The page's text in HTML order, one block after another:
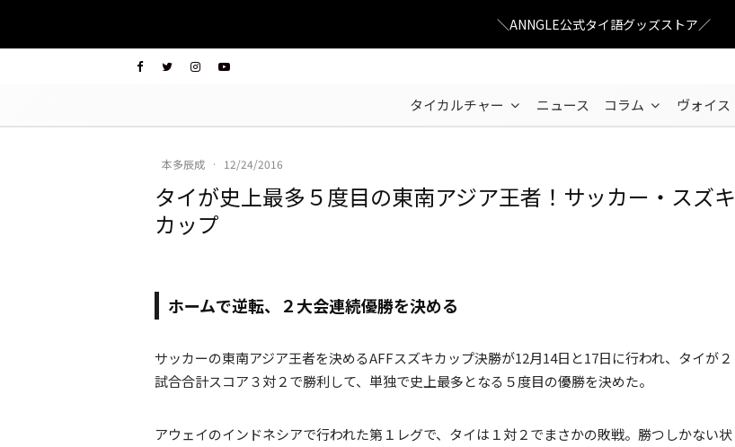
＼ANNGLE公式タイ語グッズストア／
タイカルチャー ニュース コラム ヴォイス
本多辰成 · 12/24/2016
タイが史上最多５度目の東南アジア王者！サッカー・スズキ
カップ
ホームで逆転、２大会連続優勝を決める
サッカーの東南アジア王者を決めるAFFスズキカップ決勝が12月14日と17日に行われ、タイが２
試合合計スコア３対２で勝利して、単独で史上最多となる５度目の優勝を決めた。
アウェイのインドネシアで行われた第１レグで、タイは１対２でまさかの敗戦。勝つしかない状